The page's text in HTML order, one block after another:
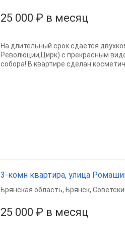
25 000 ₽ в месяц
На длительный срок сдается
Революции,Цирк) с прекрасным
собора! В квартире сделан
3-комн квартира, улица
25 000 ₽ в месяц
Брянская область, Брянск,